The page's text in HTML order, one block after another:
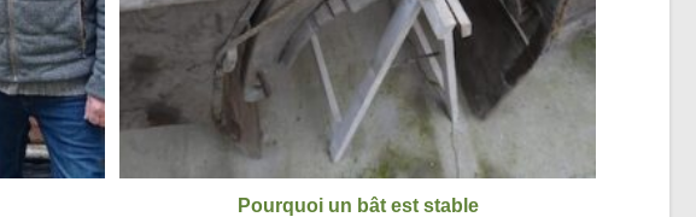
Pourquoi un bât est stable